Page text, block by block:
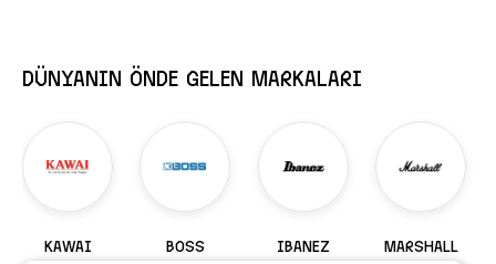
DÜNYANIN ÖNDE GELEN MARKALARI
KAWAI BOSS IBANEZ MARSHALL